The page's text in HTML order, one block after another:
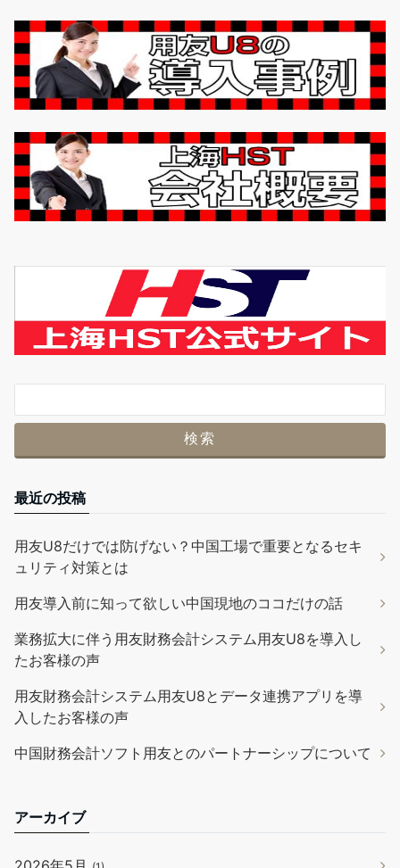
最近の投稿
用友U8だけでは防げない？中国工場で重要となるセキ
ュリティ対策とは
用友導入前に知って欲しい中国現地のココだけの話
業務拡大に伴う用友財務会計システム用友U8を導入し
たお客様の声
用友財務会計システム用友U8とデータ連携アプリを導
入したお客様の声
中国財務会計ソフト用友とのパートナーシップについて
アーカイブ